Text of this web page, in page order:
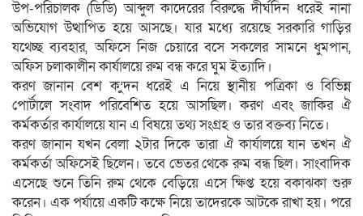
উপ-পরিচালক (ডিডি) আব্দুল কাদেরের বিরুদ্ধে দীর্ঘদিন ধরেই নানা
অভিযোগ উত্থাপিত হয়ে আসছে। যার মধ্যে রয়েছে সরকারি গাড়ির
যথেচ্ছ ব্যবহার, অফিসে নিজ চেয়ারে বসে সকলের সামনে ধুমপান,
অফিস চলাকালীন কার্যালয়ে রুম বন্ধ করে ঘুম ইত্যাদি।
করণ জানান বেশ ক’ুদন ধরেই এ নিয়ে স্থানীয় পত্রিকা ও বিভিন্ন
পোর্টালে সংবাদ পরিবেশিত হয়ে আসছিল। করণ এবং জাকির ঐ
কর্মকর্তার কার্যালয়ে যান এ বিষয়ে তথ্য সংগ্রহ ও তার বক্তব্য নিতে।
করণ জানান যখন বেলা ২টার দিকে তারা ঐ কার্যালয়ে যান তখন ঐ
কর্মকর্তা অফিসেই ছিলেন। তবে ভেতর থেকে রুম বন্ধ ছিল। সাংবাদিক
এসেছে শুনে তিনি রুম থেকে বেড়িয়ে এসে ক্ষিপ্ত হয়ে বকাঝকা শুরু
করেন। এক পর্যায়ে একটি কক্ষে নিয়ে তাদেরকে আটকে রাখা হয়। পরে